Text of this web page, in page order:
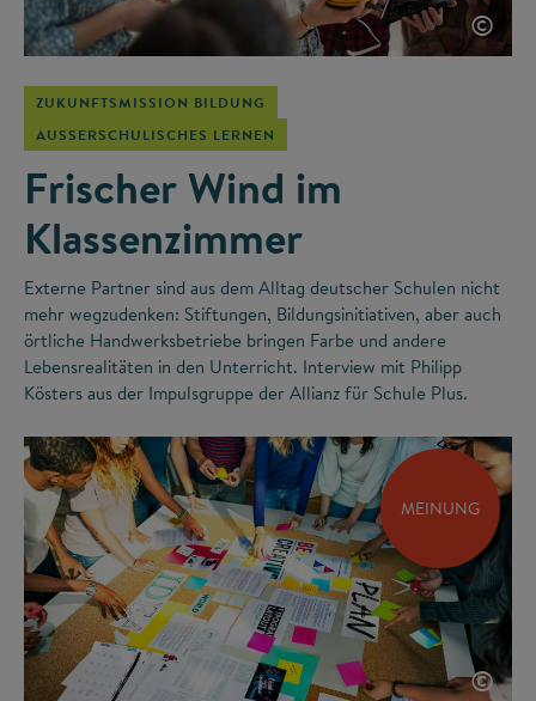
©
ZUKUNFTSMISSION BILDUNG
AUSSERSCHULISCHES LERNEN
Frischer Wind im
Klassenzimmer
Externe Partner sind aus dem Alltag deutscher Schulen nicht
mehr wegzudenken: Stiftungen, Bildungsinitiativen, aber auch
örtliche Handwerksbetriebe bringen Farbe und andere
Lebensrealitäten in den Unterricht. Interview mit Philipp
Kösters aus der Impulsgruppe der Allianz für Schule Plus.
MEINUNG
©